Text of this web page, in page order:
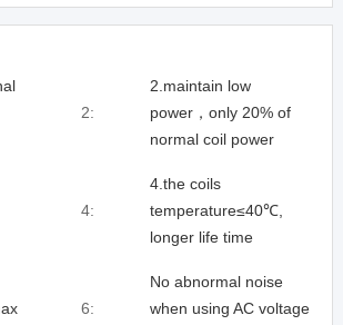
2:
2.maintain low
power，only 20% of
normal coil power
4:
4.the coils
temperature≤40℃,
longer life time
6:
No abnormal noise
when using AC voltage